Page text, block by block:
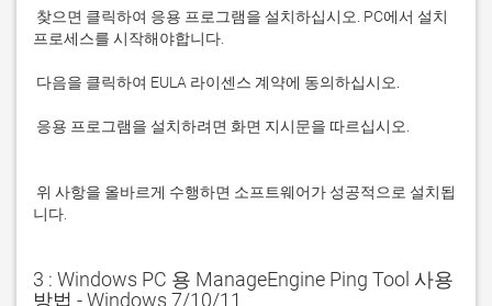
니다.
3 : Windows PC 용 ManageEngine Ping Tool 사용
방법 - Windows 7/10/11